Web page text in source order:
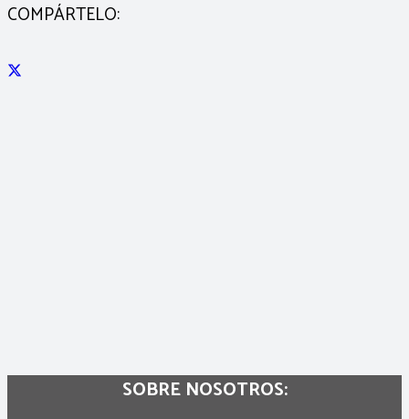
COMPÁRTELO:
SOBRE NOSOTROS: